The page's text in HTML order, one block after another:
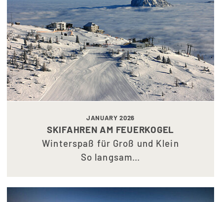
JANUARY 2026
SKIFAHREN AM FEUERKOGEL
Winterspaß für Groß und Klein
So langsam…